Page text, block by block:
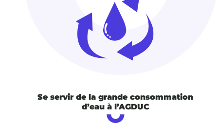
Se servir de la grande consommation
d’eau à l’AGDUC